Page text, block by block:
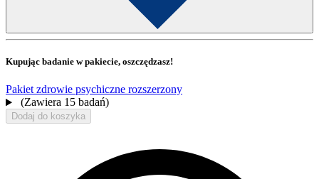
Kupując badanie w pakiecie, oszczędzasz!
Pakiet zdrowie psychiczne rozszerzony
(Zawiera 15 badań)
Dodaj do koszyka